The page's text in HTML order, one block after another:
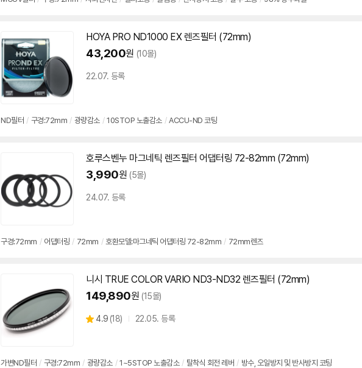
HOYA PRO ND1000 EX 렌즈필터 (72mm)
43,200원 (10몰)
22.07. 등록
ND필터 / 구경:72mm / 광량감소 / 10STOP 노출감소 / ACCU-ND 코팅
호루스벤누 마그네틱 렌즈필터 어댑터링 72-82mm (72mm)
3,990원 (5몰)
24.07. 등록
구경:72mm / 어댑터링 / 72mm / 호환모델:마그네틱 어댑터링 72-82mm / 72mm렌즈
니시 TRUE COLOR VARIO ND3-ND32 렌즈필터 (72mm)
149,890원 (15몰)
별
4.9 (상
뷰
18) 22.05. 등록
가변ND필터 / 구경:72mm / 광량감소 / 1~5STOP 노출감소 / 탈착식 회전 레버 / 방수, 오일방지 및 반사방지 코팅